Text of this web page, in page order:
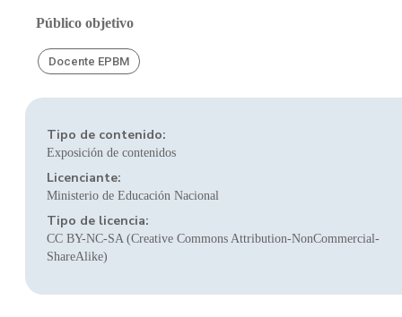
Público objetivo
Docente EPBM
Tipo de contenido:
Exposición de contenidos
Licenciante:
Ministerio de Educación Nacional
Tipo de licencia:
CC BY-NC-SA (Creative Commons Attribution-NonCommercial-
ShareAlike)